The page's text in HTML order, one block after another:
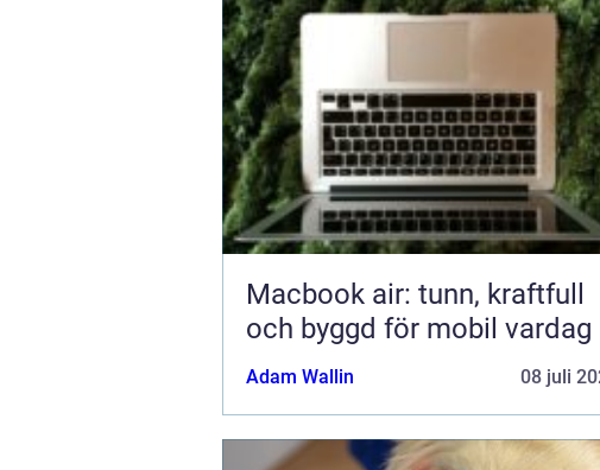
Macbook air: tunn, kraftfull
och byggd för mobil vardag
Adam Wallin 08 juli